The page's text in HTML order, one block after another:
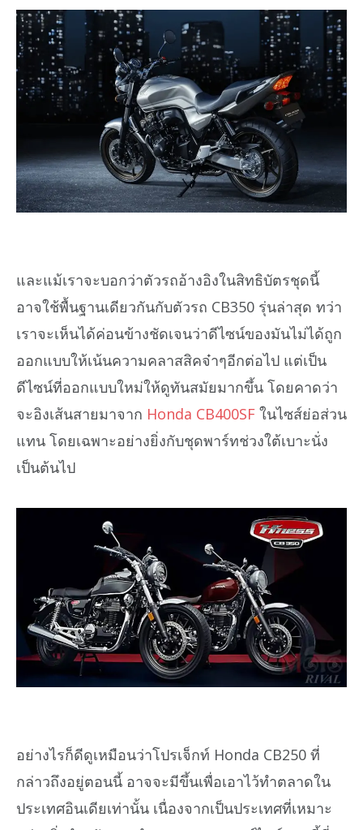
และแม้เราจะบอกว่าตัวรถอ้างอิงในสิทธิบัตรชุดนี้
อาจใช้พื้นฐานเดียวกันกับตัวรถ CB350 รุ่นล่าสุด ทว่า
เราจะเห็นได้ค่อนข้างชัดเจนว่าดีไซน์ของมันไม่ได้ถูก
ออกแบบให้เน้นความคลาสสิคจ๋าๆอีกต่อไป แต่เป็น
ดีไซน์ที่ออกแบบใหม่ให้ดูทันสมัยมากขึ้น โดยคาดว่า
จะอิงเส้นสายมาจาก Honda CB400SF ในไซส์ย่อส่วน
แทน โดยเฉพาะอย่างยิ่งกับชุดพาร์ทช่วงใต้เบาะนั่ง
เป็นต้นไป
อย่างไรก็ดีดูเหมือนว่าโปรเจ็กท์ Honda CB250 ที่
กล่าวถึงอยู่ตอนนี้ อาจจะมีขึ้นเพื่อเอาไว้ทำตลาดใน
ประเทศอินเดียเท่านั้น เนื่องจากเป็นประเทศที่เหมาะ